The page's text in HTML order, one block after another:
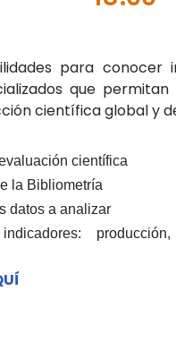
para conocer
que
científica global y
científica
la Bibliometría
datos a analizar